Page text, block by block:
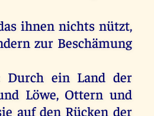
ihnen nichts nützt,
zurBeschämung
Durch ein Land der
Löwe, Ottern und
auf den Rücken der